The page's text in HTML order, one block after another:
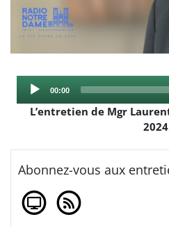
Current
00:00
L’entretien de Mgr
2024
Abonnez-vous aux